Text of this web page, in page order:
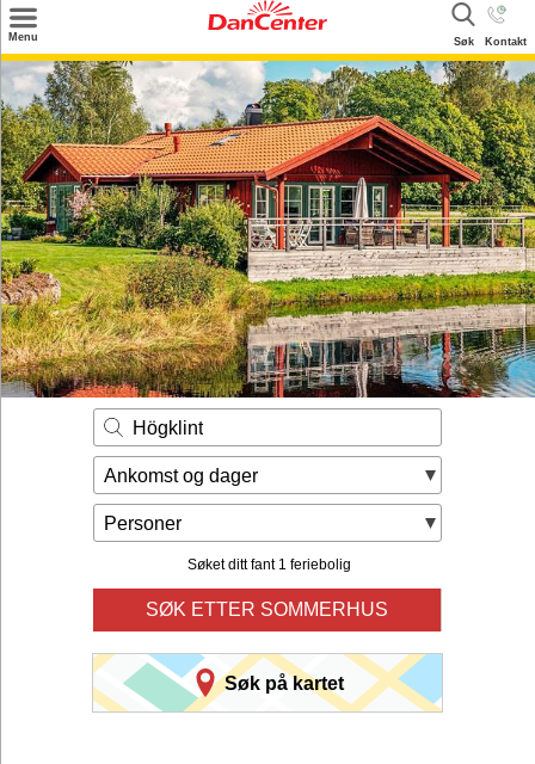
Menu Kontakt
Søk
Søk
Tilbud
Inspirasjon
Info
Service
Kontakt
Eier login
Högklint
Ankomst og dager
Personer
Søket ditt fant 1 feriebolig
SØK ETTER SOMMERHUS
Søk på kartet